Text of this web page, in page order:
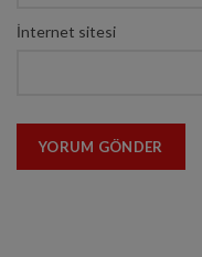
İnternet sitesi